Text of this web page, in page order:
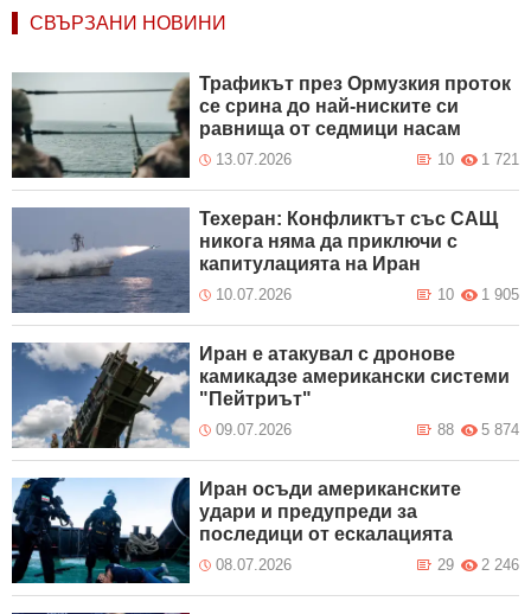
СВЪРЗАНИ НОВИНИ
Трафикът през Ормузкия проток
се срина до най-ниските си
равнища от седмици насам
13.07.2026 1 721
10
Техеран: Конфликтът със САЩ
никога няма да приключи с
капитулацията на Иран
10.07.2026 1 905
10
Иран е атакувал с дронове
камикадзе американски системи
"Пейтриът"
09.07.2026 5 874
88
Иран осъди американските
удари и предупреди за
последици от ескалацията
08.07.2026 2 246
29